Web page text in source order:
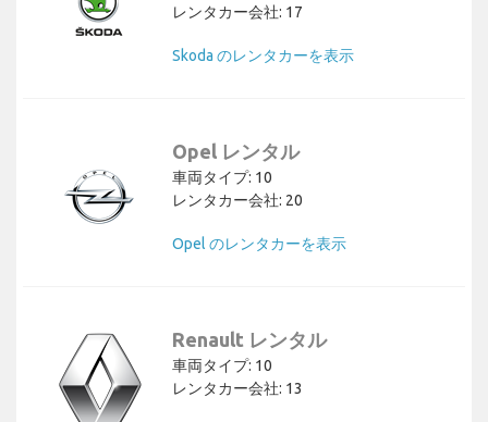
レンタカー会社: 17
Skoda のレンタカーを表示
Opel レンタル
車両タイプ: 10
レンタカー会社: 20
Opel のレンタカーを表示
Renault レンタル
車両タイプ: 10
レンタカー会社: 13